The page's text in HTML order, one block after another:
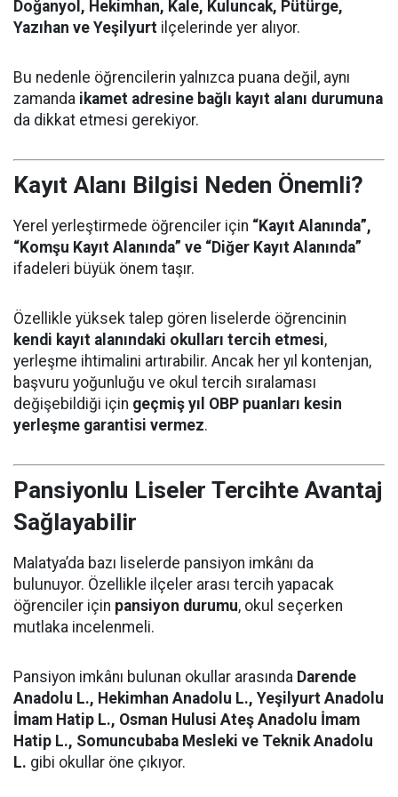
Doğanyol, Hekimhan, Kale, Kuluncak, Pütürge,
Yazıhan ve Yeşilyurt ilçelerinde yer alıyor.
Bu nedenle öğrencilerin yalnızca puana değil, aynı
zamanda ikamet adresine bağlı kayıt alanı durumuna
da dikkat etmesi gerekiyor.
Kayıt Alanı Bilgisi Neden Önemli?
Yerel yerleştirmede öğrenciler için “Kayıt Alanında”,
“Komşu Kayıt Alanında” ve “Diğer Kayıt Alanında”
ifadeleri büyük önem taşır.
Özellikle yüksek talep gören liselerde öğrencinin
kendi kayıt alanındaki okulları tercih etmesi,
yerleşme ihtimalini artırabilir. Ancak her yıl kontenjan,
başvuru yoğunluğu ve okul tercih sıralaması
değişebildiği için geçmiş yıl OBP puanları kesin
yerleşme garantisi vermez.
Pansiyonlu Liseler Tercihte Avantaj
Sağlayabilir
Malatya’da bazı liselerde pansiyon imkânı da
bulunuyor. Özellikle ilçeler arası tercih yapacak
öğrenciler için pansiyon durumu, okul seçerken
mutlaka incelenmeli.
Pansiyon imkânı bulunan okullar arasında Darende
Anadolu L., Hekimhan Anadolu L., Yeşilyurt Anadolu
İmam Hatip L., Osman Hulusi Ateş Anadolu İmam
Hatip L., Somuncubaba Mesleki ve Teknik Anadolu
L. gibi okullar öne çıkıyor.